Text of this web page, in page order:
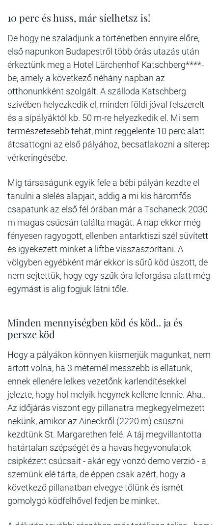
10 perc és huss, már síelhetsz is!
De hogy ne szaladjunk a történetben ennyire előre,
első napunkon Budapestről több órás utazás után
érkeztünk meg a Hotel Lärchenhof Katschberg****-
be, amely a következő néhány napban az
otthonunkként szolgált. A szálloda Katschberg
szívében helyezkedik el, minden földi jóval felszerelt
és a sípályáktól kb. 50 m-re helyezkedik el. Mi sem
természetesebb tehát, mint reggelente 10 perc alatt
átcsattogni az első pályához, becsatlakozni a síterep
vérkeringésébe.
Míg társaságunk egyik fele a bébi pályán kezdte el
tanulni a síelés alapjait, addig a mi kis háromfős
csapatunk az első fél órában már a Tschaneck 2030
m magas csúcsán találta magát. A nap ekkor még
fényesen ragyogott, ellenben antarktiszi szél süvített
és igyekezett minket a liftbe visszaszorítani. A
völgyben egyébként már ekkor is sűrű köd úszott, de
nem sejtettük, hogy egy szűk óra leforgása alatt még
egymást is alig fogjuk látni tőle.
Minden mennyiségben köd és köd.. ja és
persze köd
Hogy a pályákon könnyen kiismerjük magunkat, nem
ártott volna, ha 3 méternél messzebb is ellátunk,
ennek ellenére lelkes vezetőnk karlendítésekkel
jelezte, hogy hol melyik hegynek kellene lennie. Aha..
Az időjárás viszont egy pillanatra megkegyelmezett
nekünk, amikor az Aineckről (2220 m) csúszni
kezdtünk St. Margarethen felé. A táj megvillantotta
határtalan szépségét és a havas hegyvonulatok
csipkézett csúcsait - akár egy vonzó demo verzió - a
szemünk elé tárta, de éppen csak azért, hogy a
következő pillanatban elvegye tőlünk és ismét
gomolygó ködfelhővel fedjen be minket.